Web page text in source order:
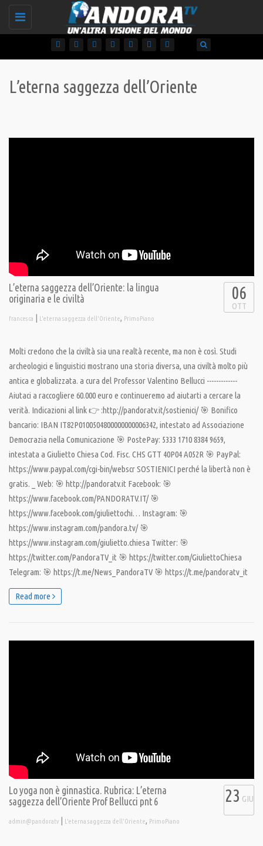
Toggle
L’eterna saggezza dell’Oriente
L’eterna saggezza dell’Oriente: la lingua
originaria e le civiltà
francesca | L'eterna saggezza dell'Oriente, PrimoPiano
06
OTT
Molti credono che la civiltà sia una realtà recente, ma non è così. Studi
archeologici e linguistici mostrano una storia diversa, una civiltà molto più
antica e globalizzata. a cura del Professor Valentino Bellucci -------------
Aiutaci a raccogliere 60.000 euro e continueremo ad aiutarti a cercare la
verità. Indicazioni al link 👉 :http://pandoratv.it/sostienici/ 🎯 Bonifico
bancario: IBAN IT82P0100504800000000006342, intestato ad Associazione
Democrazia nella Comunicazione 🎯 PostePay: 5333 1710 8384 9659,
intestata a Giulietto Chiesa Cod. Fisc. CHS GTT 40P04 A052R 🎯 PayPal:
https://www.paypal.com/cgi-bin/webscr SOSTIENICI perché la libertà non è
gratis. _ Web: 🎯 http://pandoratv.it Facebook: 🎯
https://www.facebook.com/PANDORATV.IT/ 🎯
https://www.facebook.com/giuliettochi… Instagram: 🎯
https://www.instagram.com/pandora.tv/ 🎯
https://www.instagram.com/giulietto.chiesa Twitter: 🎯
https://twitter.com/PandoraTV_it 🎯 https://twitter.com/GiuliettoChiesa
Telegram: 🎯 https://t.me/News_PandoraTV 🎯 https://t.me/pandoratv_it
Read more
Lo yoga non è ginnastica. Rubrica: L’eterna
saggezza dell’Oriente Prof Bellucci pnt 6
admin@pandoratv | L'eterna saggezza dell'Oriente, PrimoPiano
23 GIU